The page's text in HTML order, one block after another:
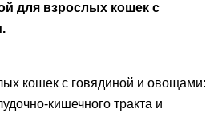
для взрослых кошек с
кошек с говядиной и овощами:
кишечного тракта и